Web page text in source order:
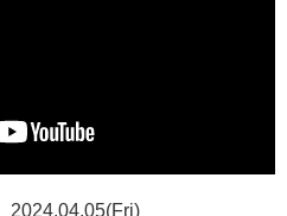
2024.04.05(Fri)